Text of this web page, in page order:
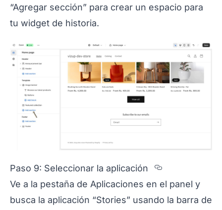
“Agregar sección” para crear un espacio para
tu widget de historia.
Paso 9: Seleccionar la aplicación
Section titled
Ve a la pestaña de Aplicaciones en el panel y
busca la aplicación “Stories” usando la barra de